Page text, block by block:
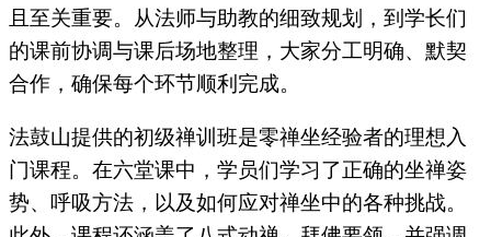
且至关重要。从法师与助教的细致规划，到学长们
的课前协调与课后场地整理，大家分工明确、默契
合作，确保每个环节顺利完成。
法鼓山提供的初级禅训班是零禅坐经验者的理想入
门课程。在六堂课中，学员们学习了正确的坐禅姿
势、呼吸方法，以及如何应对禅坐中的各种挑战。